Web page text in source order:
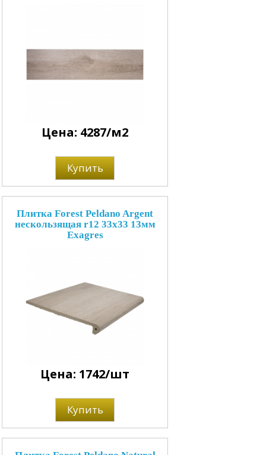
Цена: 4287/м2
Купить
Плитка Forest Peldano Argent
нескользящая r12 33x33 13мм
Exagres
Цена: 1742/шт
Купить